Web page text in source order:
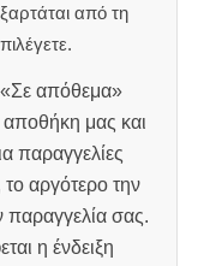
από τη
απόθεμα»
αποθήκη μας και
παραγγελίες
αργότερο την
παραγγελία σας.
η ένδειξη